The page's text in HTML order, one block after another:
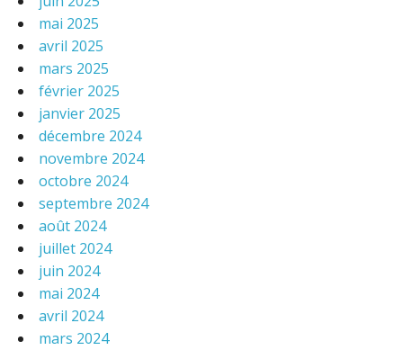
mai 2025
avril 2025
mars 2025
février 2025
janvier 2025
décembre 2024
novembre 2024
octobre 2024
septembre 2024
août 2024
juillet 2024
juin 2024
mai 2024
avril 2024
mars 2024